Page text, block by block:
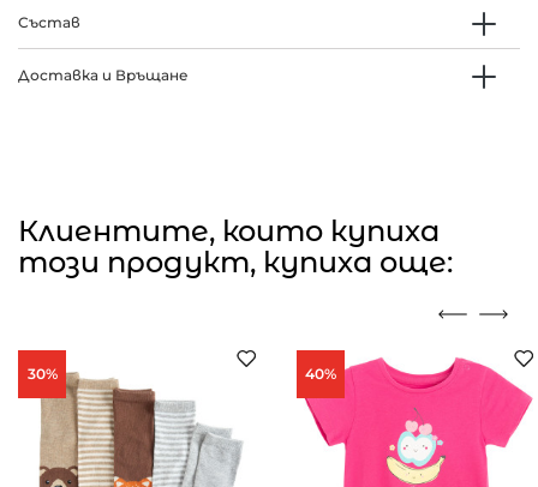
Състав
Доставка и Връщане
Клиентите, които купиха
този продукт, купиха още:
30% 40%